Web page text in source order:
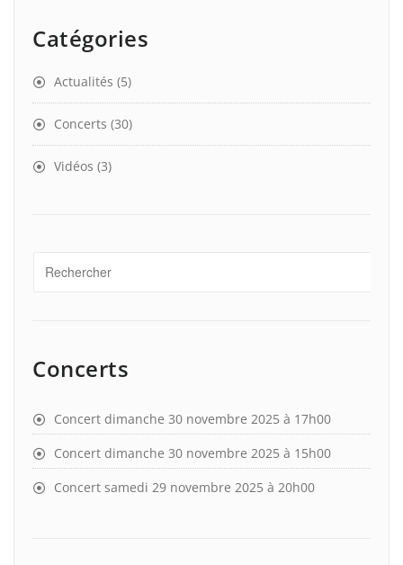
Catégories
Actualités (5)
Concerts (30)
Vidéos (3)
Concerts
Concert dimanche 30 novembre 2025 à 17h00
Concert dimanche 30 novembre 2025 à 15h00
Concert samedi 29 novembre 2025 à 20h00